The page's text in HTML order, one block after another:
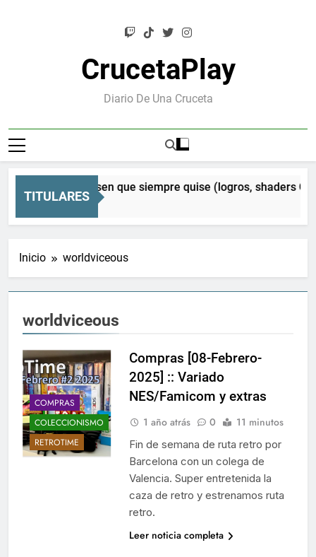
CrucetaPlay
Diario De Una Cruceta
TITULARES
Orion: el Mesen que siempre quise (logros, shaders CRT y
Inicio worldviceous
worldviceous
COMPRAS
COLECCIONISMO
RETROTIME
Compras [08-Febrero-
2025] :: Variado
NES/Famicom y extras
1 año atrás 0 11 minutos
Fin de semana de ruta retro por
Barcelona con un colega de
Valencia. Super entretenida la
caza de retro y estrenamos ruta
retro.
Leer noticia completa